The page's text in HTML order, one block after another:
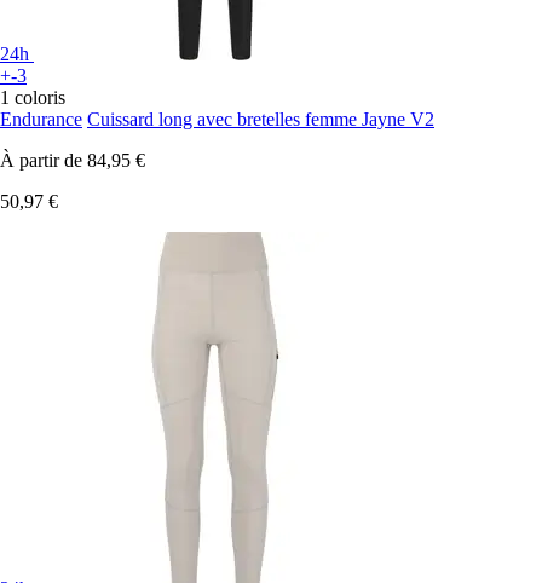
24h
+-3
1 coloris
Endurance Cuissard long avec bretelles femme Jayne V2
À partir de 84,95 €
50,97 €